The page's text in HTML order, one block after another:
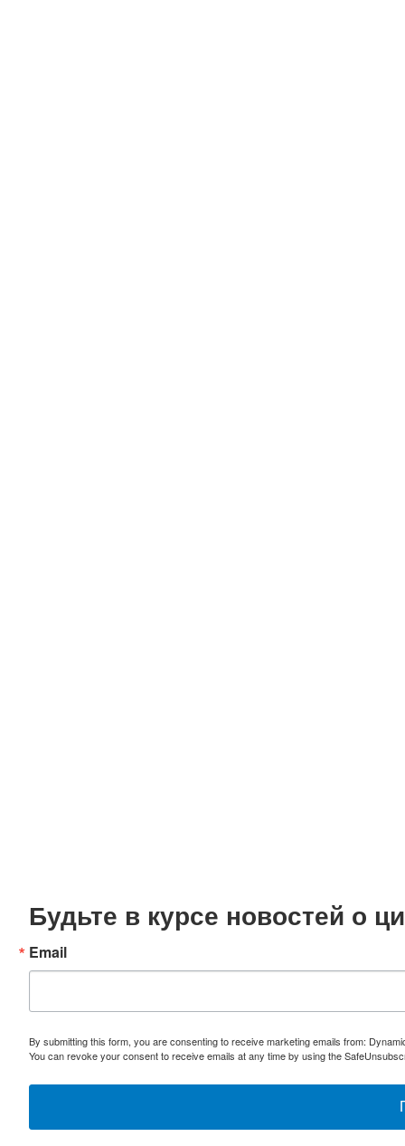
Будьте в курсе новостей о
Email
By submitting this form, you are consenting to receive marketing emails from:
You can revoke your consent to receive emails at any time by using the